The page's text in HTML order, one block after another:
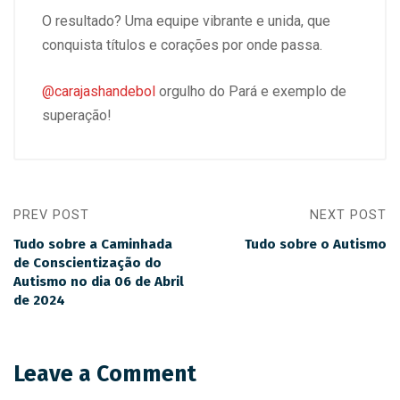
O resultado? Uma equipe vibrante e unida, que
conquista títulos e corações por onde passa.
@carajashandebol orgulho do Pará e exemplo de
superação!
PREV POST
Tudo sobre a Caminhada
de Conscientização do
Autismo no dia 06 de Abril
de 2024
NEXT POST
Tudo sobre o Autismo
Leave a Comment